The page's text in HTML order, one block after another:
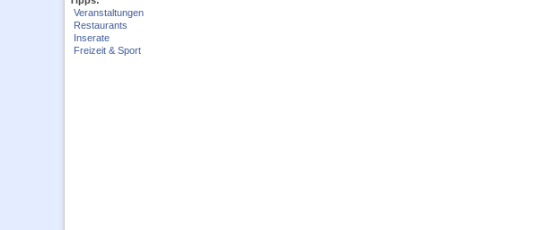
Veranstaltungen
Restaurants
Inserate
Freizeit & Sport